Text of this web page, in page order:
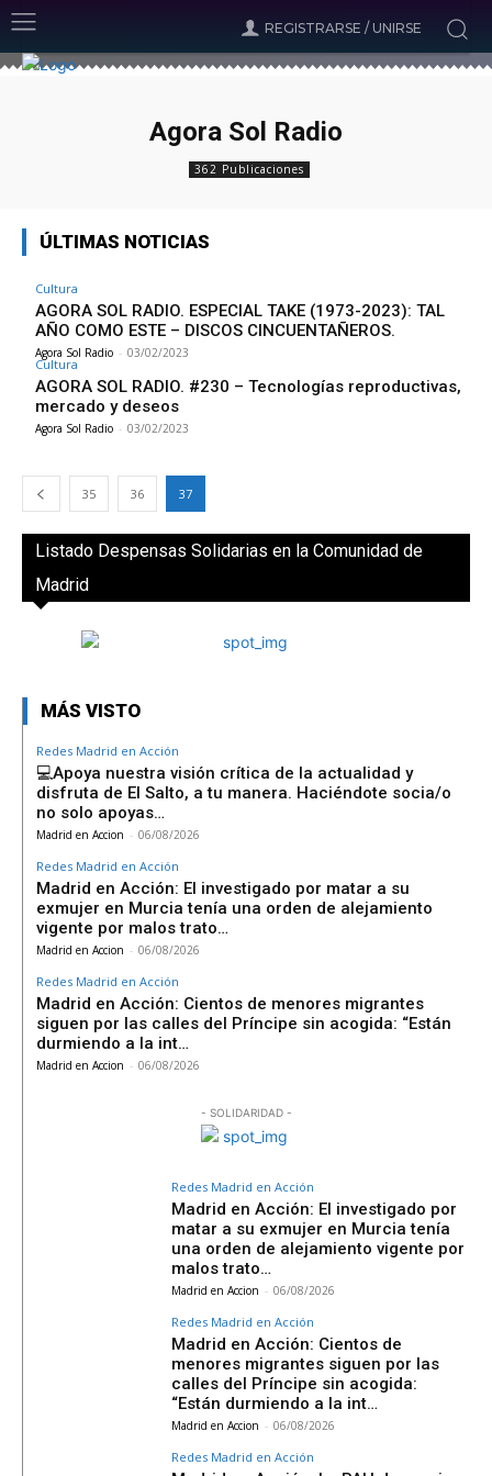
REGISTRARSE / UNIRSE
Agora Sol Radio
362 Publicaciones
ÚLTIMAS NOTICIAS
Cultura
AGORA SOL RADIO. ESPECIAL TAKE (1973-2023): TAL
AÑO COMO ESTE – DISCOS CINCUENTAÑEROS.
Agora Sol Radio - 03/02/2023
Cultura
AGORA SOL RADIO. #230 – Tecnologías reproductivas,
mercado y deseos
Agora Sol Radio - 03/02/2023
35 36 37
Listado Despensas Solidarias en la Comunidad de
Madrid
MÁS VISTO
Redes Madrid en Acción
💻Apoya nuestra visión crítica de la actualidad y
disfruta de El Salto, a tu manera. Haciéndote socia/o
no solo apoyas…
Madrid en Accion - 06/08/2026
Redes Madrid en Acción
Madrid en Acción: El investigado por matar a su
exmujer en Murcia tenía una orden de alejamiento
vigente por malos trato…
Madrid en Accion - 06/08/2026
Redes Madrid en Acción
Madrid en Acción: Cientos de menores migrantes
siguen por las calles del Príncipe sin acogida: “Están
durmiendo a la int…
Madrid en Accion - 06/08/2026
- SOLIDARIDAD -
Redes Madrid en Acción
Madrid en Acción: El investigado por
matar a su exmujer en Murcia tenía
una orden de alejamiento vigente por
malos trato…
Madrid en Accion - 06/08/2026
Redes Madrid en Acción
Madrid en Acción: Cientos de
menores migrantes siguen por las
calles del Príncipe sin acogida:
“Están durmiendo a la int…
Madrid en Accion - 06/08/2026
Redes Madrid en Acción